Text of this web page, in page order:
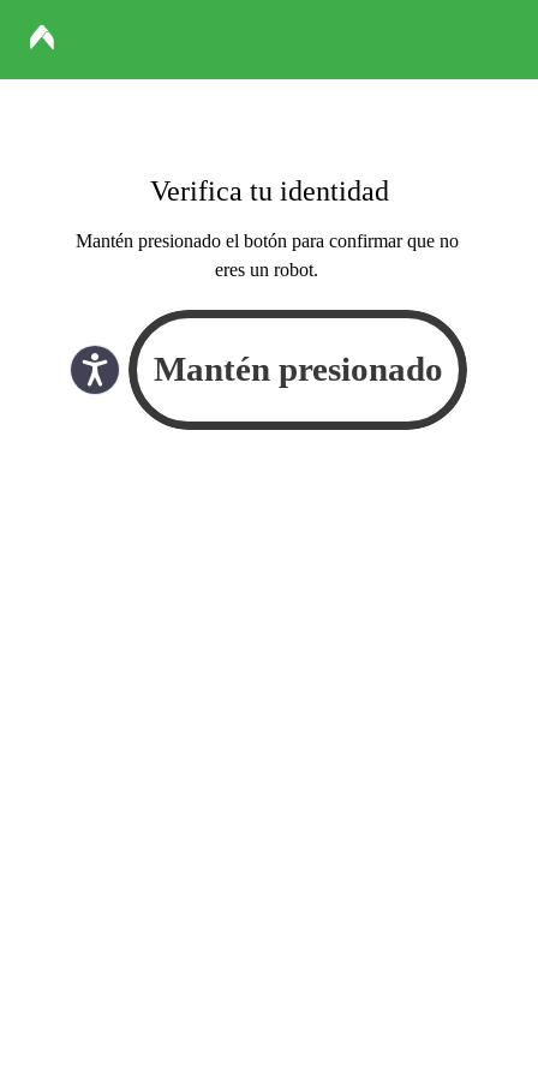
Verifica tu identidad
Mantén presionado el botón para confirmar que no
eres un robot.